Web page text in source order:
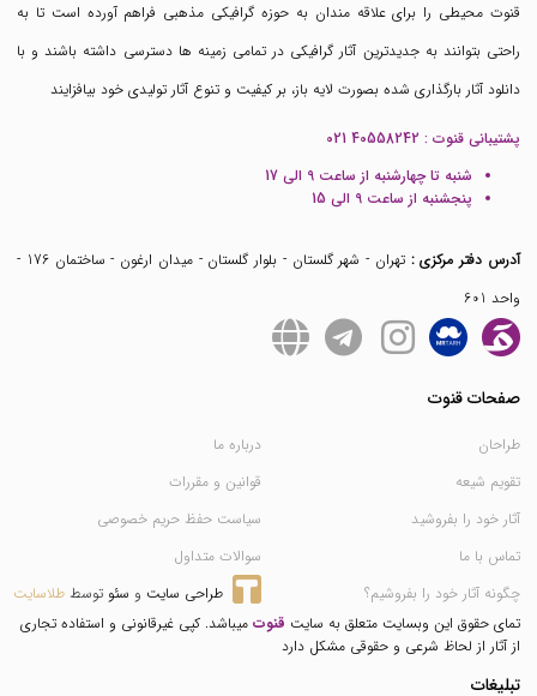
قنوت محیطی را برای علاقه مندان به حوزه گرافیکی مذهبی فراهم آورده است تا به
راحتی بتوانند به جدیدترین آثار گرافیکی در تمامی زمینه ها دسترسی داشته باشند و با
دانلود آثار بارگذاری شده بصورت لایه باز، بر کیفیت و تنوع آثار تولیدی خود بیافزایند
پشتیبانی قنوت : 021 40558242
شنبه تا چهارشنبه از ساعت 9 الی 17
پنجشنبه از ساعت 9 الی 15
آدرس دفتر مرکزی :
تهران - شهر گلستان - بلوار گلستان - میدان ارغون - ساختمان 176 -
واحد 601
صفحات قنوت
طراحان
تقویم شیعه
آثار خود را بفروشید
تماس با ما
چگونه آثار خود را بفروشیم؟
درباره ما
قوانین و مقررات
سیاست حفظ حریم خصوصی
سوالات متداول
طراحی سایت و سئو توسط طلاسایت
تمای حقوق این وبسایت متعلق به سایت قنوت میباشد. کپی غیرقانونی و استفاده تجاری
از آثار از لحاظ شرعی و حقوقی مشکل دارد
تبلیغات